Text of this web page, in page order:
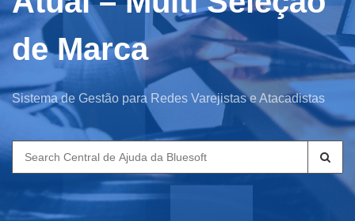
de Marca
Sistema de Gestão para Redes Varejistas e Atacadistas
Search
for: